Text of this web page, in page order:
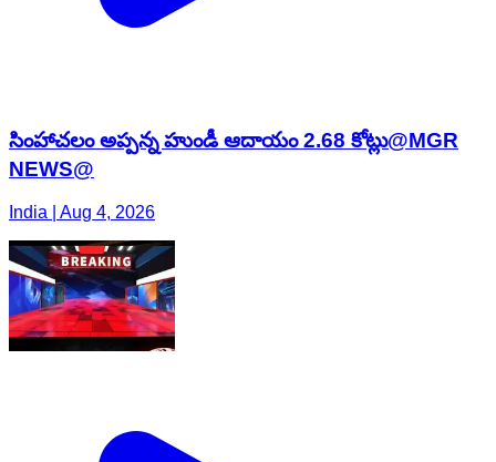
సింహాచలం అప్పన్న హుండీ ఆదాయం 2.68 కోట్లు@MGR
NEWS@
India | Aug 4, 2026